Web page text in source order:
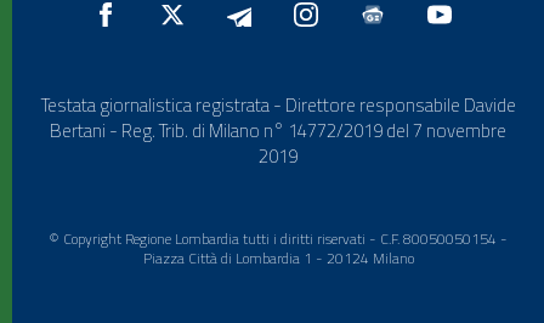
Testata giornalistica registrata - Direttore responsabile Davide
Bertani - Reg. Trib. di Milano n° 14772/2019 del 7 novembre
2019
© Copyright Regione Lombardia tutti i diritti riservati - C.F. 80050050154 -
Piazza Città di Lombardia 1 - 20124 Milano